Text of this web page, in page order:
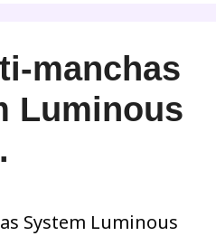
manchas
Luminous
System Luminous